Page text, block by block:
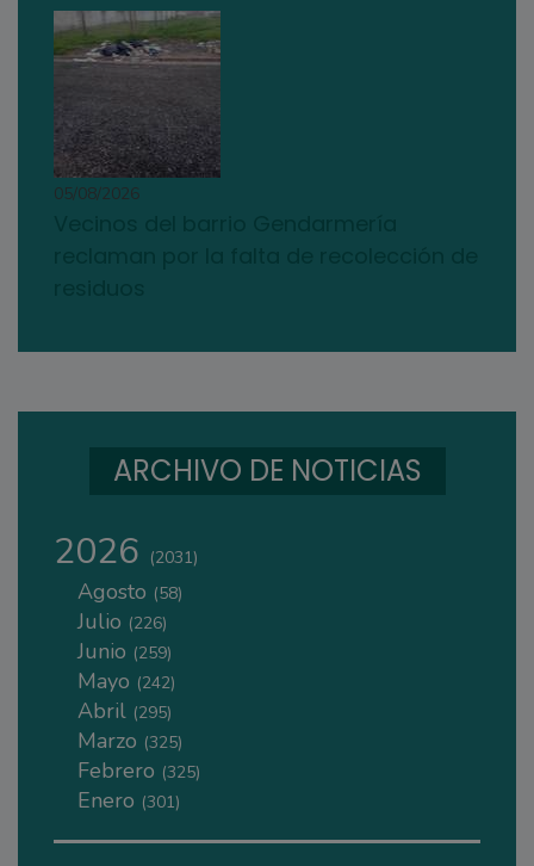
05/08/2026
ARCHIVO DE NOTICIAS
2026 (2031)
Agosto (58)
Julio (226)
Junio (259)
Mayo (242)
Abril (295)
Marzo (325)
Febrero (325)
Enero (301)